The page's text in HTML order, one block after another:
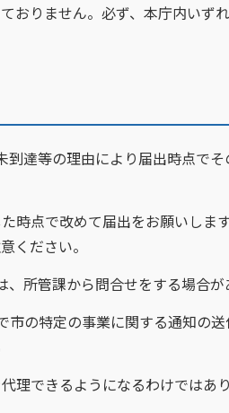
りません。必ず、本庁内いずれ
到達等の理由により届出時点で
で改めて届出をお願いします
ください。
、所管課から問合せをする場合が
市の特定の事業に関する通知の
きるようになるわけではあり